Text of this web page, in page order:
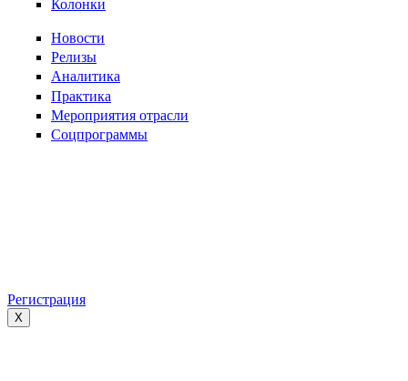
Колонки
Новости
Релизы
Аналитика
Практика
Мероприятия отрасли
Соцпрограммы
Регистрация
X